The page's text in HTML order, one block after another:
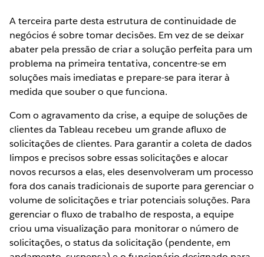
A terceira parte desta estrutura de continuidade de
negócios é sobre tomar decisões. Em vez de se deixar
abater pela pressão de criar a solução perfeita para um
problema na primeira tentativa, concentre-se em
soluções mais imediatas e prepare-se para iterar à
medida que souber o que funciona.
Com o agravamento da crise, a equipe de soluções de
clientes da Tableau recebeu um grande afluxo de
solicitações de clientes. Para garantir a coleta de dados
limpos e precisos sobre essas solicitações e alocar
novos recursos a elas, eles desenvolveram um processo
fora dos canais tradicionais de suporte para gerenciar o
volume de solicitações e triar potenciais soluções. Para
gerenciar o fluxo de trabalho de resposta, a equipe
criou uma visualização para monitorar o número de
solicitações, o status da solicitação (pendente, em